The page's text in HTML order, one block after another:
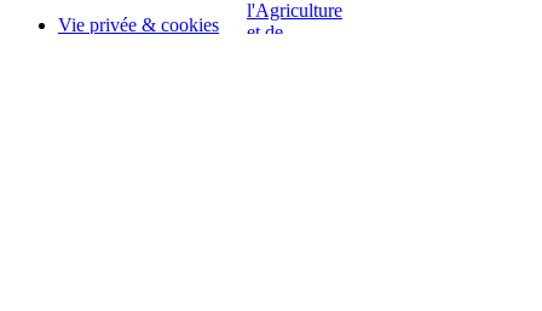
Vie privée & cookies